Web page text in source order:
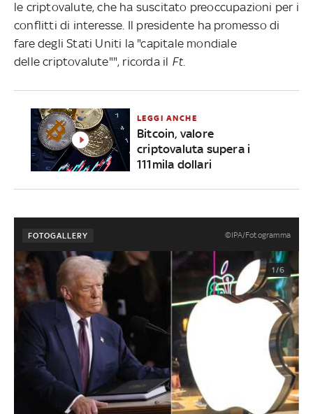
le criptovalute, che ha suscitato preoccupazioni per i
conflitti di interesse. Il presidente ha promesso di
fare degli Stati Uniti la "capitale mondiale
delle criptovalute"", ricorda il Ft.
LEGGI ANCHE
Bitcoin, valore
criptovaluta supera i
111mila dollari
FOTOGALLERY ©IPA/Fotogramma
1/6